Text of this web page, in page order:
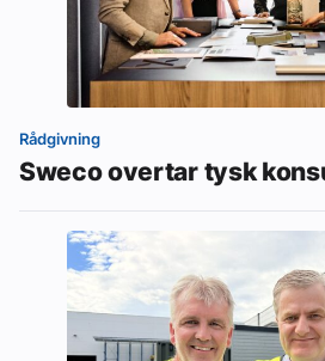
Rådgivning
Sweco overtar tysk